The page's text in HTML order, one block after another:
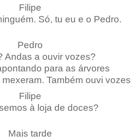
Filipe
Só, tu eu e o Pedro.
Pedro
Andas a ouvir vozes?
para as árvores
Também ouvi vozes
Filipe
à loja de doces?
Mais tarde